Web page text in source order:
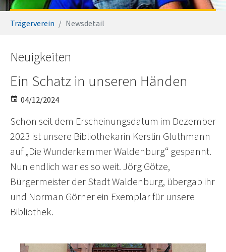
Trägerverein Newsdetail
Neuigkeiten
Ein Schatz in unseren Händen
04/12/2024
Schon seit dem Erscheinungsdatum im Dezember
2023 ist unsere Bibliothekarin Kerstin Gluthmann
auf „Die Wunderkammer Waldenburg“ gespannt.
Nun endlich war es so weit. Jörg Götze,
Bürgermeister der Stadt Waldenburg, übergab ihr
und Norman Görner ein Exemplar für unsere
Bibliothek.